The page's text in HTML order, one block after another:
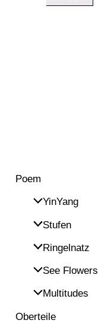
Poem
YinYang
Stufen
Ringelnatz
See Flowers
Multitudes
Oberteile